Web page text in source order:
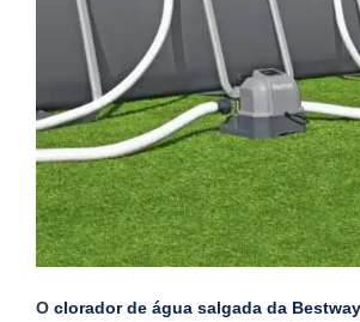
O clorador de água salgada da Bestway